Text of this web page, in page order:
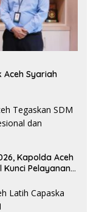
Aceh Syariah
Kapolda Aceh
Kunci Pelayanan